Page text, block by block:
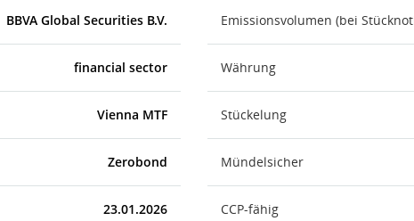
BBVA Global Securities B.V.
financial sector
Vienna MTF
Zerobond
23.01.2026
Emissionsvolumen (bei
Währung
Stückelung
Mündelsicher
CCP-fähig